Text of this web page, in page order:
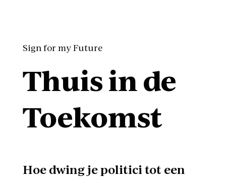
Sign for my Future
Thuis in de
Toekomst
Hoe dwing je politici tot een